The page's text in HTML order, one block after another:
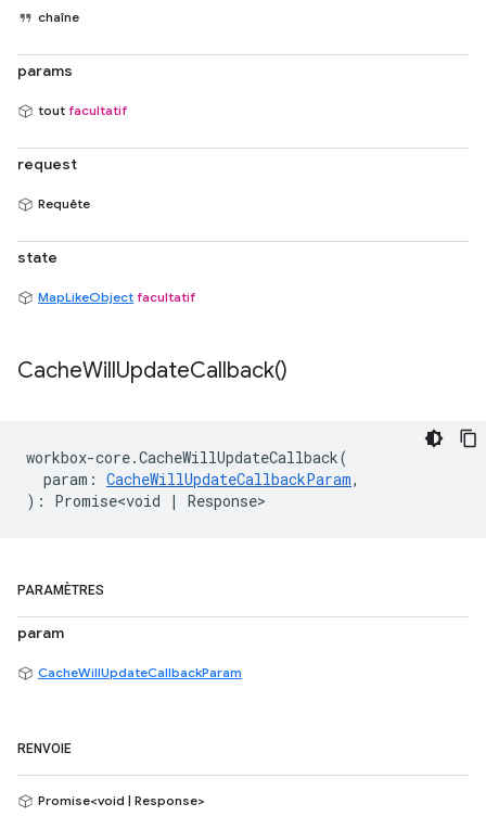
chaîne
params
tout facultatif
request
Requête
state
MapLikeObject facultatif
CacheWillUpdateCallback()
workbox-core.CacheWillUpdateCallback(
param : CacheWillUpdateCallbackParam,
) : Promise<void | Response>
PARAMÈTRES
param
CacheWillUpdateCallbackParam
RENVOIE
Promise<void | Response>